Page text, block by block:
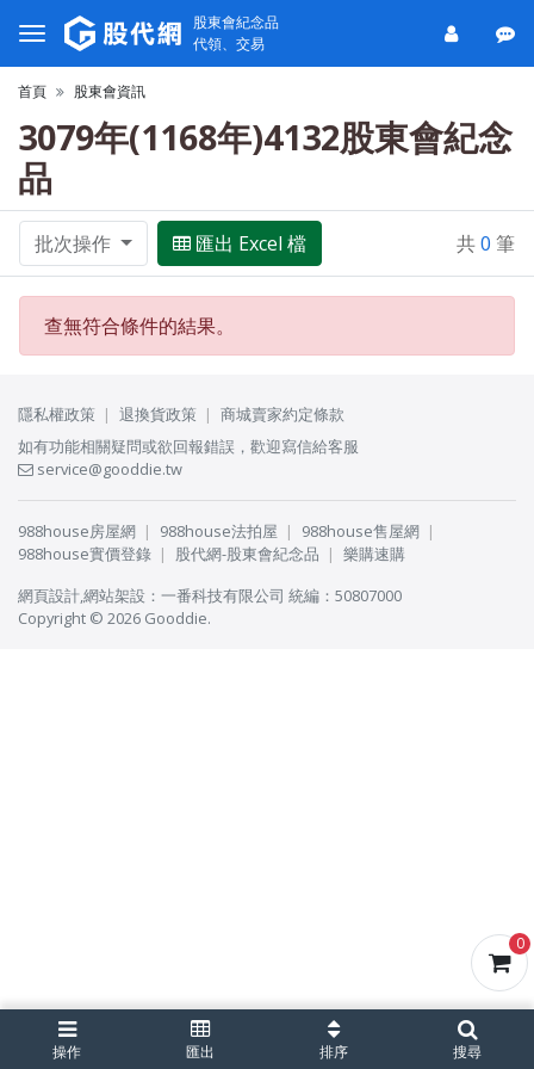
0
股東會紀念品
代領、交易
首頁 股東會資訊
3079年(1168年)4132股東會紀念
品
批次操作 匯出 Excel 檔 共0 筆
查無符合條件的結果。
操作 匯出 排序 搜尋
隱私權政策 退換貨政策
商城賣家約定條款
如有功能相關疑問或欲回報錯誤，歡迎寫信給客服
service@gooddie.tw
988house房屋網 988house法拍屋
988house售屋網
988house實價登錄
股代網-股東會紀念品
樂購速購
網頁設計,網站架設 ： 一番科技有限公司 統編：50807000
Copyright © 2026 Gooddie.